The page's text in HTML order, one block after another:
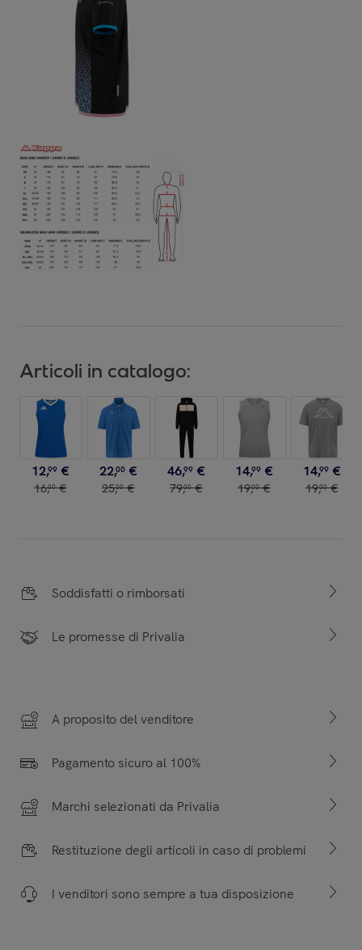
Articoli in catalogo:
12,99 €
16,00 €
22,00 €
25,00 €
46,99 €
79,00 €
14,99 €
19,00 €
14,99 €
19,00 €
Soddisfatti o rimborsati
Le promesse di Privalia
A proposito del venditore
Pagamento sicuro al 100%
Marchi selezionati da Privalia
Restituzione degli articoli in caso di problemi
I venditori sono sempre a tua disposizione